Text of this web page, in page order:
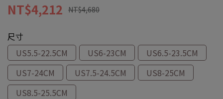
NT$4,212 NT$4,680
尺寸
US5.5-22.5CM
US6-23CM
US6.5-23.5CM
US7-24CM
US7.5-24.5CM
US8-25CM
US8.5-25.5CM